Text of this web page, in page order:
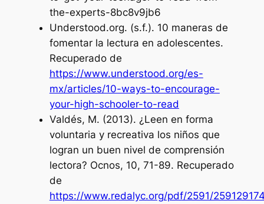
the-experts-8bc8v9jb6
Understood.org. (s.f.). 10 maneras de
fomentar la lectura en adolescentes.
Recuperado de
https://www.understood.org/es-
mx/articles/10-ways-to-encourage-
your-high-schooler-to-read
Valdés, M. (2013). ¿Leen en forma
voluntaria y recreativa los niños que
logran un buen nivel de comprensión
lectora? Ocnos, 10, 71-89. Recuperado
de
https://www.redalyc.org/pdf/2591/